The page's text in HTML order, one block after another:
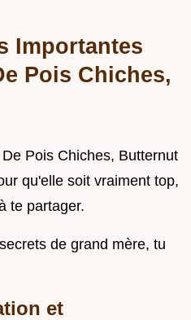
Importantes
Pois Chiches,
Pois Chiches, Butternut
qu'elle soit vraiment top,
te partager.
de grand mère, tu
et